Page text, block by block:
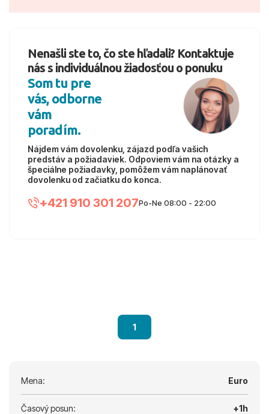
Nenašli ste to, čo ste hľadali? Kontaktuje
nás s individuálnou žiadosťou o ponuku
Som tu pre
vás, odborne
vám
poradím.
Nájdem vám dovolenku, zájazd podľa vašich
predstáv a požiadaviek. Odpoviem vám na otázky a
špeciálne požiadavky, pomôžem vám naplánovať
dovolenku od začiatku do konca.
+421 910 301 207Po-Ne 08:00 - 22:00
1
Mena: Euro
Časový posun: +1h